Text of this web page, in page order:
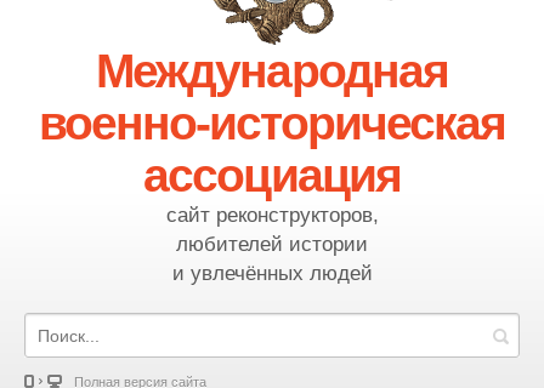
Международная
военно-историческая
ассоциация
сайт реконструкторов,
любителей истории
и увлечённых людей
Полная версия сайта